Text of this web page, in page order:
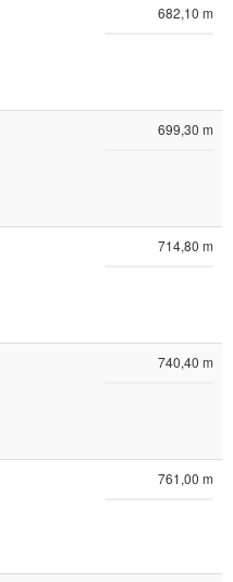
682,10 m
699,30 m
714,80 m
740,40 m
761,00 m